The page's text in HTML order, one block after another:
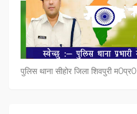
पुलिस थाना सीहोर जिला शिवपुरी म0प्र0